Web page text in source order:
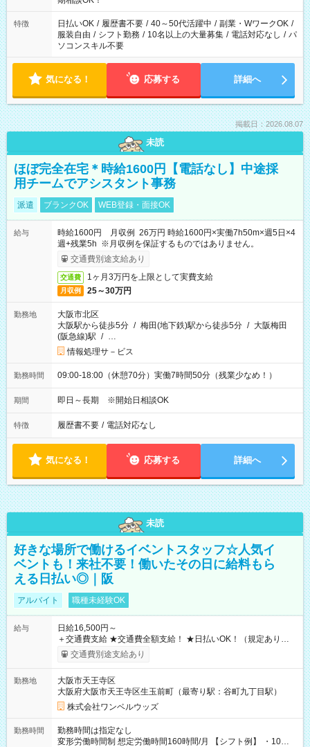
特徴 日払いOK / 履歴書不要 / 40～50代活躍中 / 副業・WワークOK /
服装自由 / シフト勤務 / 10名以上の大量募集 / 電話対応なし / パ
ソコンスキル不要
気になる！ 応募する 詳細へ
掲載日：2026.08.07
未読
ほぼ完全在宅＊時給1600円【電話なし】中途採
用チームでアシスタント事務
派遣 ブランクOK WEB登録・面接OK
給与
時給1600円 月収例 26万円 時給1600円×実働7h50m×週5日×4
週+残業5h ※月収例を保証するものではありません。
交通費別途支給あり
交通費 1ヶ月3万円を上限として実費支給
月収例 25～30万円
勤務地
大阪市北区
大阪駅から徒歩5分 / 梅田(地下鉄)駅から徒歩5分 / 大阪梅田
(阪急線)駅 / …
情報処理サ－ビス
勤務時間 09:00-18:00（休憩70分）実働7時間50分（残業少なめ！）
期間 即日～長期 ※開始日相談OK
特徴 履歴書不要 / 電話対応なし
気になる！ 応募する 詳細へ
未読
好きな場所で働けるイベントスタッフ☆人気イ
ベントも！来社不要！働いたその日に給料もら
える日払い◎｜阪
アルバイト 職種未経験OK
給与
日給16,500円～
＋交通費支給 ★交通費全額支給！ ★日払いOK！（規定あり） ┗
働いたその日に現金GET♪ お仕事後はコンビニATMから 日払
交通費別途支給あり
勤務地
大阪市天王寺区
大阪府大阪市天王寺区生玉前町（最寄り駅：谷町九丁目駅）
株式会社ワンベルウッズ
勤務時間
勤務時間は指定なし
変形労働時間制 想定労働時間160時間/月 【シフト例】 ・10：